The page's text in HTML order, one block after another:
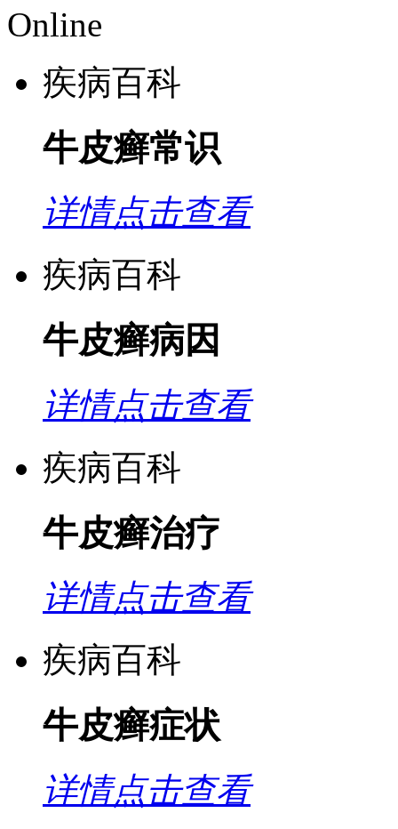
Online
疾病百科
牛皮癣常识
详情点击查看
疾病百科
牛皮癣病因
详情点击查看
疾病百科
牛皮癣治疗
详情点击查看
疾病百科
牛皮癣症状
详情点击查看